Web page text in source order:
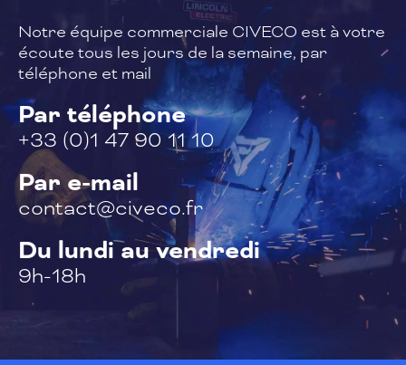
Notre équipe commerciale CIVECO est àvotre
écoute tous les jours de la semaine, par
téléphone et mail
Par téléphone
+33 (0)1 47 90 11 10
Par e-mail
contact@civeco.fr
Du lundi au vendredi
9h-18h